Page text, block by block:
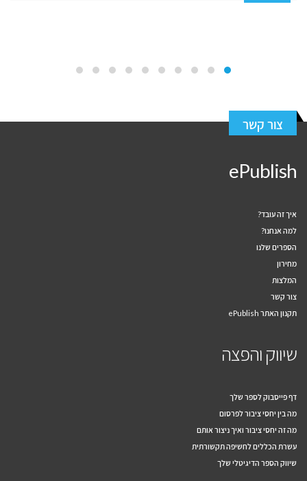
צור קשר
ePublish
איך זה עובד?
למה אנחנו?
הספרים שלנו
מחירון
המלצות
צור קשר
תקנון האתר ePublish
שיווק והפצה
דף פייסבוק לספר שלך
מה בין יחסי ציבור לפרסום
מה זה יחסי ציבור ואיך ניצור אותם
עשרת הכללים לחשיפה תקשורתית
שיווק הספר הדיגיטלי שלך